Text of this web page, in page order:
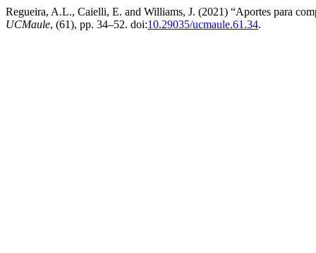
Regueira, A.L., Caielli, E. and Williams, J. (2021) “Aportes para
UCMaule, (61), pp. 34–52. doi:10.29035/ucmaule.61.34.